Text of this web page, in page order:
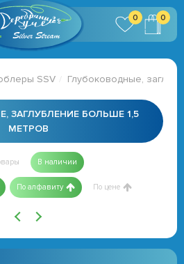
0
0
SSV Глубоководные,
ЗАГЛУБЛЕНИЕ БОЛЬШЕ 1,5
МЕТРОВ
В наличии
По алфавиту По цене